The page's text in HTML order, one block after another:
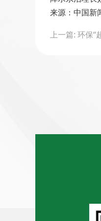
来源：中国新
navigation